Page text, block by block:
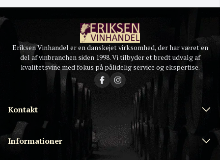
Eriksen Vinhandel er en danskejet virksomhed, der har været en
del af vinbranchen siden 1998. Vi tilbyder et bredt udvalg af
kvalitetsvine med fokus på pålidelig service og ekspertise.
Kontakt
Informationer